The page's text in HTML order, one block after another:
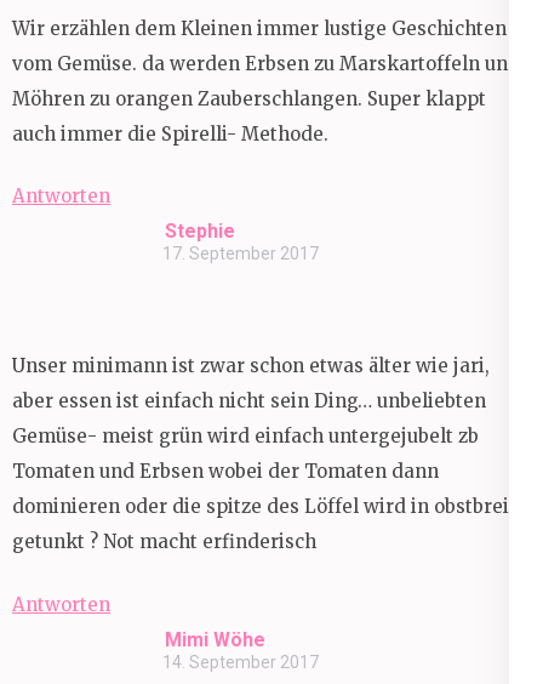
Wir erzählen dem Kleinen immer lustige Geschichten
vom Gemüse. da werden Erbsen zu Marskartoffeln und
Möhren zu orangen Zauberschlangen. Super klappt
auch immer die Spirelli- Methode.
Antworten
Stephie
17. September 2017
Unser minimann ist zwar schon etwas älter wie jari,
aber essen ist einfach nicht sein Ding… unbeliebten
Gemüse- meist grün wird einfach untergejubelt zb
Tomaten und Erbsen wobei der Tomaten dann
dominieren oder die spitze des Löffel wird in obstbrei
getunkt ? Not macht erfinderisch
Antworten
Mimi Wöhe
14. September 2017